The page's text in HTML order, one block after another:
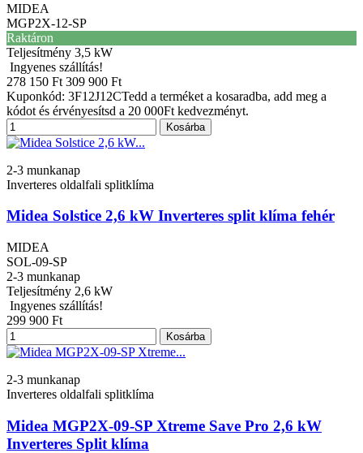
MIDEA
MGP2X-12-SP
Raktáron
Teljesítmény 3,5 kW
Ingyenes szállítás!
278 150 Ft 309 900 Ft
Kuponkód: 3F12J12CTedd a terméket a kosaradba, add meg a
kódot és érvényesítsd a 20 000Ft kedvezményt.
Kosárba
2-3 munkanap
Inverteres oldalfali splitklíma
Midea Solstice 2,6 kW Inverteres split klíma fehér
MIDEA
SOL-09-SP
2-3 munkanap
Teljesítmény 2,6 kW
Ingyenes szállítás!
299 900 Ft
Kosárba
2-3 munkanap
Inverteres oldalfali splitklíma
Midea MGP2X-09-SP Xtreme Save Pro 2,6 kW
Inverteres Split klíma